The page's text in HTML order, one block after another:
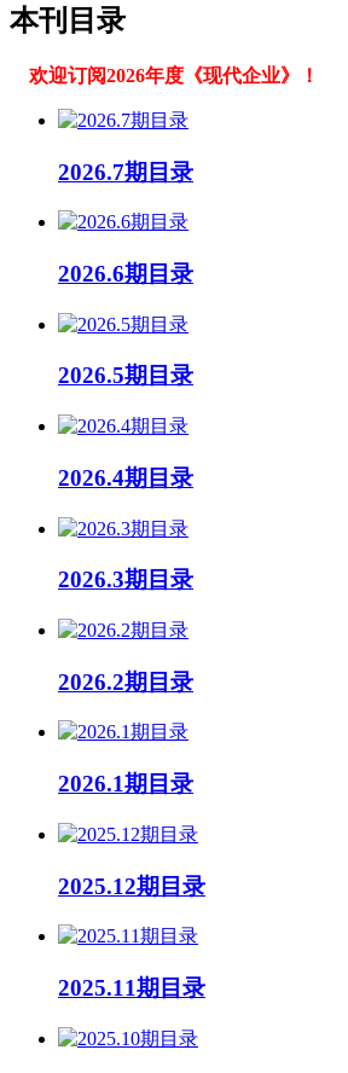
本刊目录
欢迎订阅2026年度《现代企业》！
2026.7期目录
2026.6期目录
2026.5期目录
2026.4期目录
2026.3期目录
2026.2期目录
2026.1期目录
2025.12期目录
2025.11期目录